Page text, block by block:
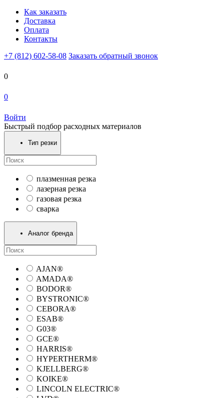
Как заказать
Доставка
Оплата
Контакты
+7 (812) 602-58-08 Заказать обратный звонок
0
0
Войти
Быстрый подбор расходных материалов
Тип резки
плазменная резка
лазерная резка
газовая резка
сварка
Аналог бренда
AJAN®
AMADA®
BODOR®
BYSTRONIC®
CEBORA®
ESAB®
G03®
GCE®
HARRIS®
HYPERTHERM®
KJELLBERG®
KOIKE®
LINCOLN ELECTRIC®